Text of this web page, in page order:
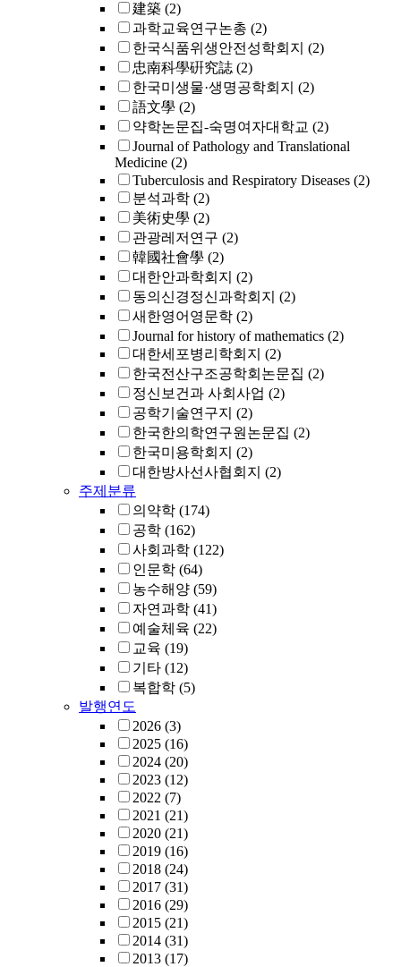
建築 (2)
과학교육연구논총 (2)
한국식품위생안전성학회지 (2)
忠南科學硏究誌 (2)
한국미생물·생명공학회지 (2)
語文學 (2)
약학논문집-숙명여자대학교 (2)
Journal of Pathology and Translational
Medicine (2)
Tuberculosis and Respiratory Diseases (2)
분석과학 (2)
美術史學 (2)
관광레저연구 (2)
韓國社會學 (2)
대한안과학회지 (2)
동의신경정신과학회지 (2)
새한영어영문학 (2)
Journal for history of mathematics (2)
대한세포병리학회지 (2)
한국전산구조공학회논문집 (2)
정신보건과 사회사업 (2)
공학기술연구지 (2)
한국한의학연구원논문집 (2)
한국미용학회지 (2)
대한방사선사협회지 (2)
주제분류
의약학 (174)
공학 (162)
사회과학 (122)
인문학 (64)
농수해양 (59)
자연과학 (41)
예술체육 (22)
교육 (19)
기타 (12)
복합학 (5)
발행연도
2026 (3)
2025 (16)
2024 (20)
2023 (12)
2022 (7)
2021 (21)
2020 (21)
2019 (16)
2018 (24)
2017 (31)
2016 (29)
2015 (21)
2014 (31)
2013 (17)